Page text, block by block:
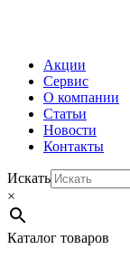
Акции
Сервис
О компании
Статьи
Новости
Контакты
Искать
×
Каталог товаров